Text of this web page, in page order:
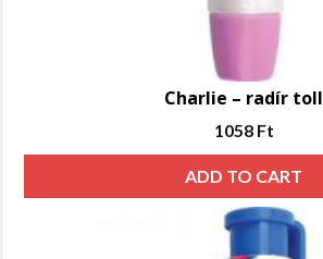
Charlie – radír toll
1058 Ft
ADD TO CART